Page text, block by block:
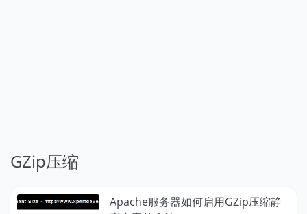
GZip压缩
Apache服务器如何启用GZip压缩静